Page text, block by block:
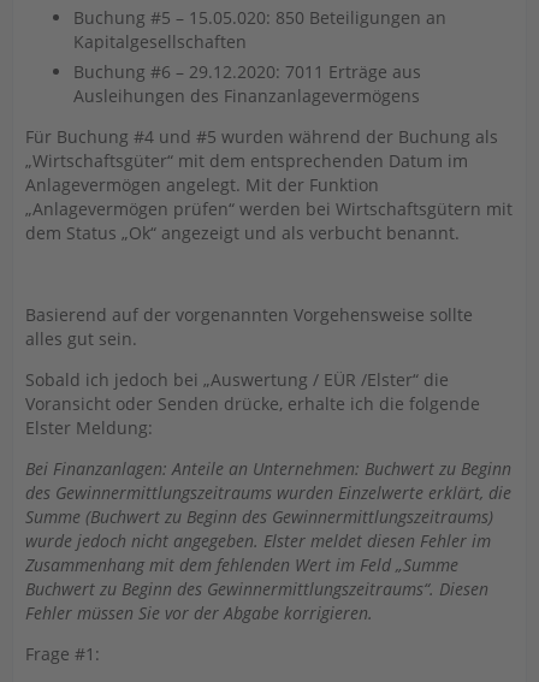
Buchung #5 – 15.05.020: 850 Beteiligungen an
Kapitalgesellschaften
Buchung #6 – 29.12.2020: 7011 Erträge aus
Ausleihungen des Finanzanlagevermögens
Für Buchung #4 und #5 wurden während der Buchung als
„Wirtschaftsgüter“ mit dem entsprechenden Datum im
Anlagevermögen angelegt. Mit der Funktion
„Anlagevermögen prüfen“ werden bei Wirtschaftsgütern mit
dem Status „Ok“ angezeigt und als verbucht benannt.
Basierend auf der vorgenannten Vorgehensweise sollte
alles gut sein.
Sobald ich jedoch bei „Auswertung / EÜR /Elster“ die
Voransicht oder Senden drücke, erhalte ich die folgende
Elster Meldung:
Bei Finanzanlagen: Anteile an Unternehmen: Buchwert zu Beginn
des Gewinnermittlungszeitraums wurden Einzelwerte erklärt, die
Summe (Buchwert zu Beginn des Gewinnermittlungszeitraums)
wurde jedoch nicht angegeben. Elster meldet diesen Fehler im
Zusammenhang mit dem fehlenden Wert im Feld „Summe
Buchwert zu Beginn des Gewinnermittlungszeitraums“. Diesen
Fehler müssen Sie vor der Abgabe korrigieren.
Frage #1: